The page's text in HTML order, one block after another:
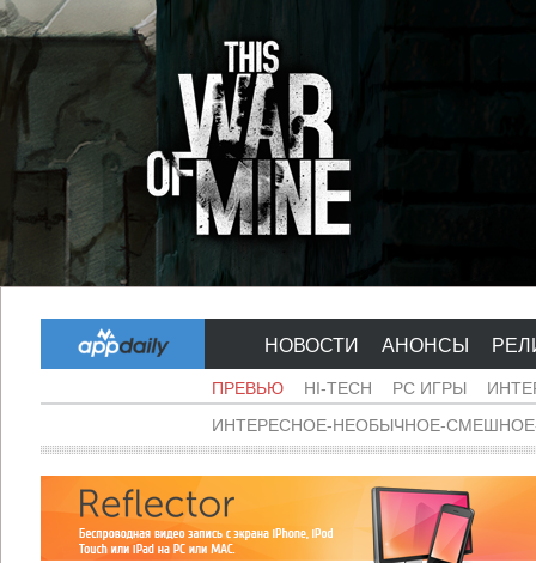
НОВОСТИ АНОНСЫ
ПРЕВЬЮ HI-TECH PC ИГРЫ
ИНТЕРЕСНОЕ-НЕОБЫЧНОЕ-